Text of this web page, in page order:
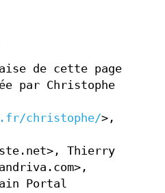
de cette page
par Christophe
christophe/>,
Thierry
Portal